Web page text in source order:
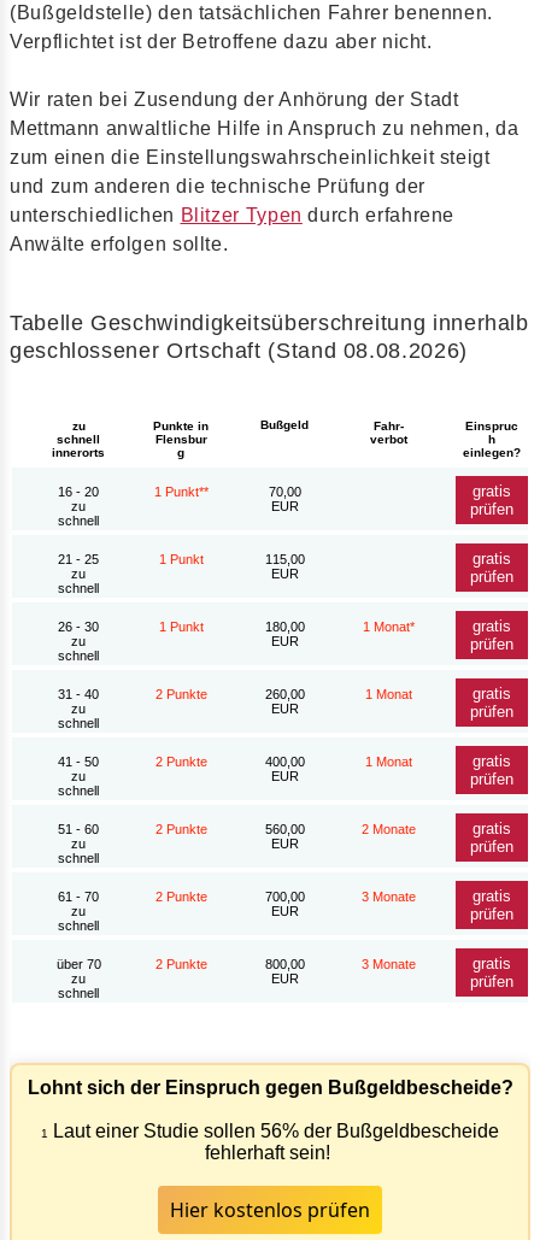
(Bußgeldstelle) den tatsächlichen Fahrer benennen.
Verpflichtet ist der Betroffene dazu aber nicht.
Wir raten bei Zusendung der Anhörung der Stadt
Mettmann anwaltliche Hilfe in Anspruch zu nehmen, da
zum einen die Einstellungswahrscheinlichkeit steigt
und zum anderen die technische Prüfung der
unterschiedlichen Blitzer Typen durch erfahrene
Anwälte erfolgen sollte.
Tabelle Geschwindigkeitsüberschreitung innerhalb
geschlossener Ortschaft (Stand 08.08.2026)
zu
schnell
innerorts
Punkte in
Flensbur
g
Bußgeld
Fahr-
verbot
Einspruc
h
einlegen?
16 - 20
zu
schnell
1 Punkt**
70,00
EUR
gratis
prüfen
21 - 25
zu
schnell
1 Punkt
115,00
EUR
gratis
prüfen
26 - 30
zu
schnell
1 Punkt
180,00
EUR
1 Monat*
gratis
prüfen
31 - 40
zu
schnell
2 Punkte
260,00
EUR
1 Monat
gratis
prüfen
41 - 50
zu
schnell
2 Punkte
400,00
EUR
1 Monat
gratis
prüfen
51 - 60
zu
schnell
2 Punkte
560,00
EUR
2 Monate
gratis
prüfen
61 - 70
zu
schnell
2 Punkte
700,00
EUR
3 Monate
gratis
prüfen
über 70
zu
schnell
2 Punkte
800,00
EUR
3 Monate
gratis
prüfen
Lohnt sich der Einspruch gegen Bußgeldbescheide?
1
Laut einer Studie sollen 56% der Bußgeldbescheide
fehlerhaft sein!
Hier kostenlos prüfen